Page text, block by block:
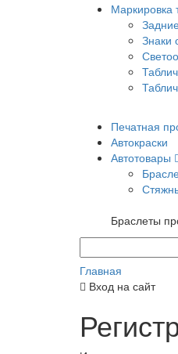
Маркировка
Знаки
Печатная
Автокраски
Автотовары
Браслеты
Главная
Вход на сайт